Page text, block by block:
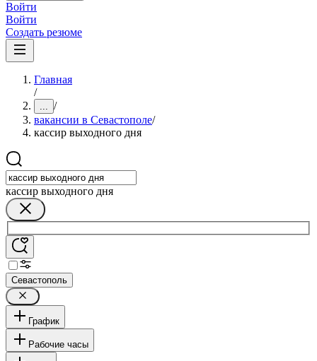
Войти
Войти
Создать резюме
Главная
/
... /
вакансии в Севастополе/
кассир выходного дня
кассир выходного дня
Севастополь
График
Рабочие часы